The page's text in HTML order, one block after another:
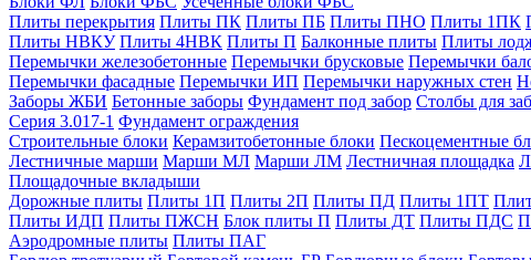
Плиты перекрытия Плиты ПК Плиты ПБ Плиты ПНО Плиты 1ПК
Плиты НВКУ Плиты 4НВК Плиты П Балконные плиты Плиты
Перемычки железобетонные Перемычки брусковые Перемычки
Перемычки фасадные Перемычки ИП Перемычки наружных стен
Заборы ЖБИ Бетонные заборы Фундамент под забор Столбы для
Серия 3.017-1 Фундамент ограждения
Строительные блоки Керамзитобетонные блоки Пескоцементные
Лестничные марши Марши МЛ Марши ЛМ Лестничная площадка
Площадочные вкладыши
Дорожные плиты Плиты 1П Плиты 2П Плиты ПД Плиты 1ПТ
Плиты ИДП Плиты ПЖСН Блок плиты П Плиты ДТ Плиты ПДС
Аэродромные плиты Плиты ПАГ